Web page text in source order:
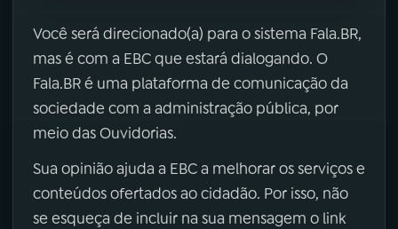
Você será direcionado(a) para o sistema Fala.BR,
mas é com a EBC que estará dialogando. O
Fala.BR é uma plataforma de comunicação da
sociedade com a administração pública, por
meio das Ouvidorias.
Sua opinião ajuda a EBC a melhorar os serviços e
conteúdos ofertados ao cidadão. Por isso, não
se esqueça de incluir na sua mensagem o link